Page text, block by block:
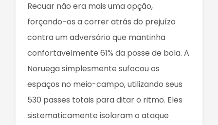
Recuar não era mais uma opção,
forçando-os a correr atrás do prejuízo
contra um adversário que mantinha
confortavelmente 61% da posse de bola. A
Noruega simplesmente sufocou os
espaços no meio-campo, utilizando seus
530 passes totais para ditar o ritmo. Eles
sistematicamente isolaram o ataque